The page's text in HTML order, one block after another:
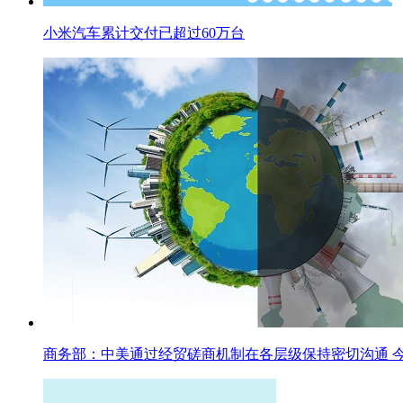
小米汽车累计交付已超过60万台
商务部：中美通过经贸磋商机制在各层级保持密切沟通